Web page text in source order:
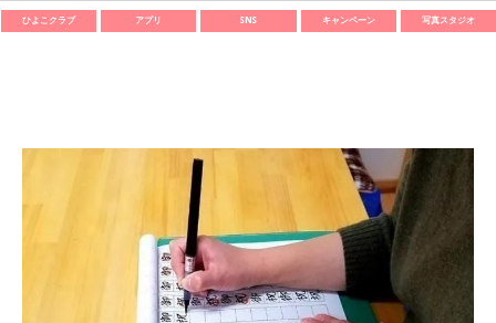
ひよこクラブ アプリ SNS キャンペーン 写真スタジオ